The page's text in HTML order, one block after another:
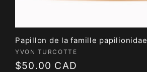
Papillon de la famille papilionidae
Fournisseur :
YVON TURCOTTE
Prix
$50.00 CAD